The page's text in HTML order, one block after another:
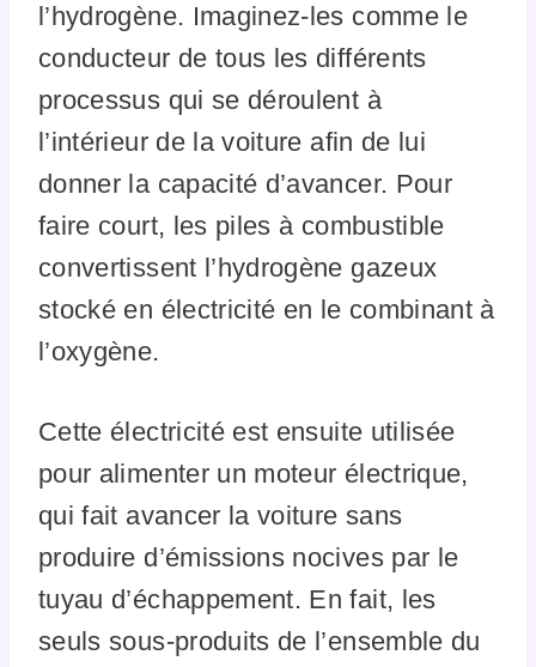
l’hydrogène. Imaginez-les comme le
conducteur de tous les différents
processus qui se déroulent à
l’intérieur de la voiture afin de lui
donner la capacité d’avancer. Pour
faire court, les piles à combustible
convertissent l’hydrogène gazeux
stocké en électricité en le combinant à
l’oxygène.
Cette électricité est ensuite utilisée
pour alimenter un moteur électrique,
qui fait avancer la voiture sans
produire d’émissions nocives par le
tuyau d’échappement. En fait, les
seuls sous-produits de l’ensemble du